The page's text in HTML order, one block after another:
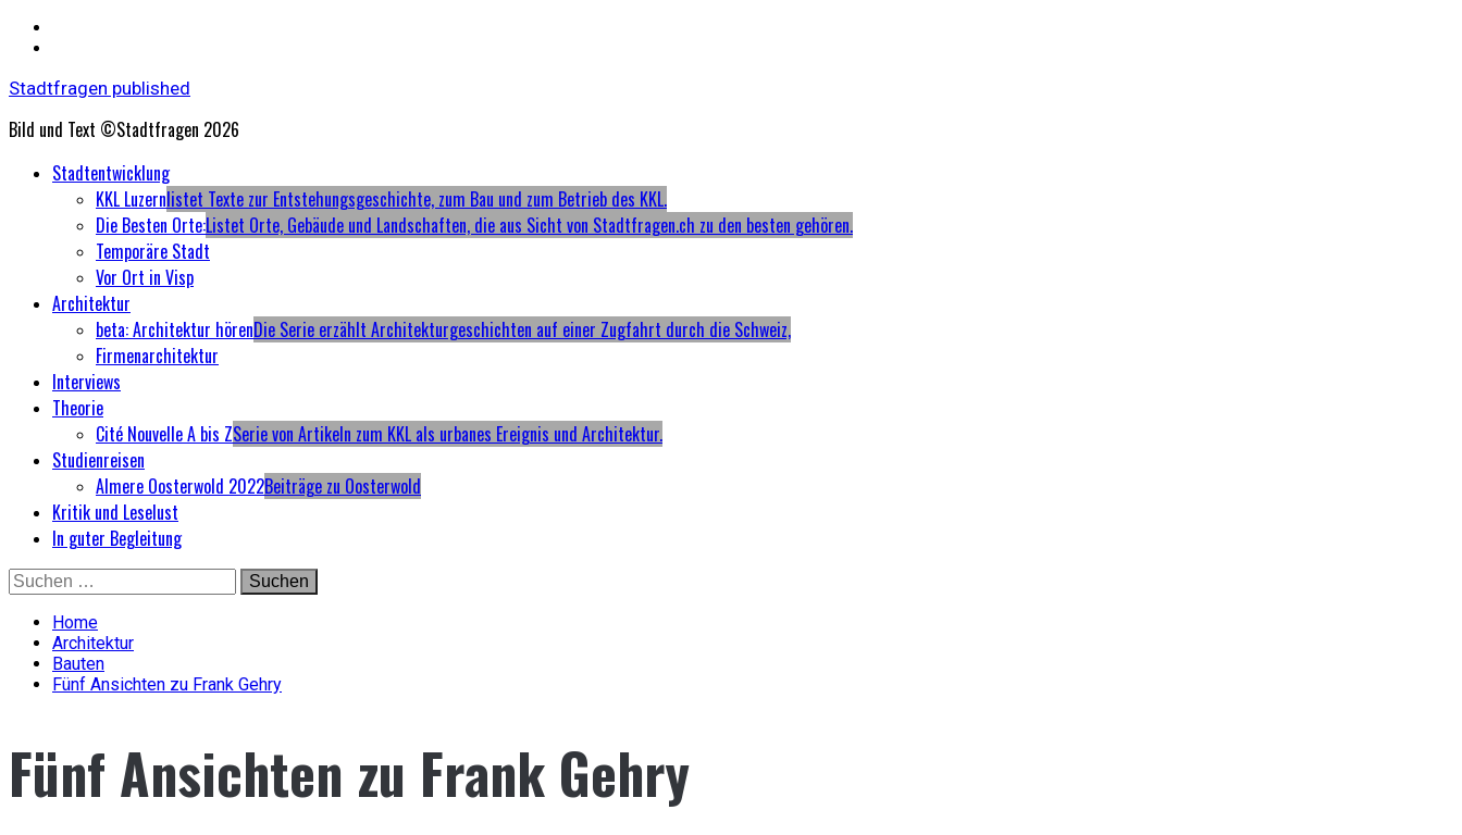
Stadtfragen published
Bild und Text ©Stadtfragen 2026
PrimaryStadtentwicklung
KKL Luzernlistet Texte zur Entstehungsgeschichte, zum Bau und zum Betrieb des KKL.
Die Besten Orte:Listet Orte, Gebäude und Landschaften, die aus Sicht von Stadtfragen.ch zu den besten gehören.
Temporäre Stadt
Vor Ort in Visp
Architektur
beta: Architektur hörenDie Serie erzählt Architekturgeschichten auf einer Zugfahrt durch die Schweiz,
Firmenarchitektur
Interviews
Theorie
Cité Nouvelle A bis ZSerie von Artikeln zum KKL als urbanes Ereignis und Architektur.
Studienreisen
Almere Oosterwold 2022Beiträge zu Oosterwold
Kritik und Leselust
In guter Begleitung
Skip
to
content
Suchen
nach:
Home
Architektur
Bauten
Fünf Ansichten zu Frank Gehry
Fünf Ansichten zu Frank Gehry